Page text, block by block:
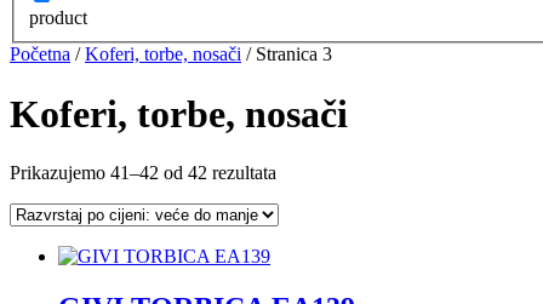
product
Početna /Koferi, torbe, nosači / Stranica 3
Koferi, torbe, nosači
Prikazujemo 41–42 od 42 rezultata